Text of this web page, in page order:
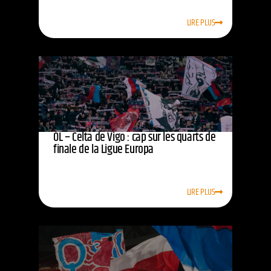
LIRE PLUS
OL – Celta de Vigo : cap sur les quarts de
finale de la Ligue Europa
LIRE PLUS